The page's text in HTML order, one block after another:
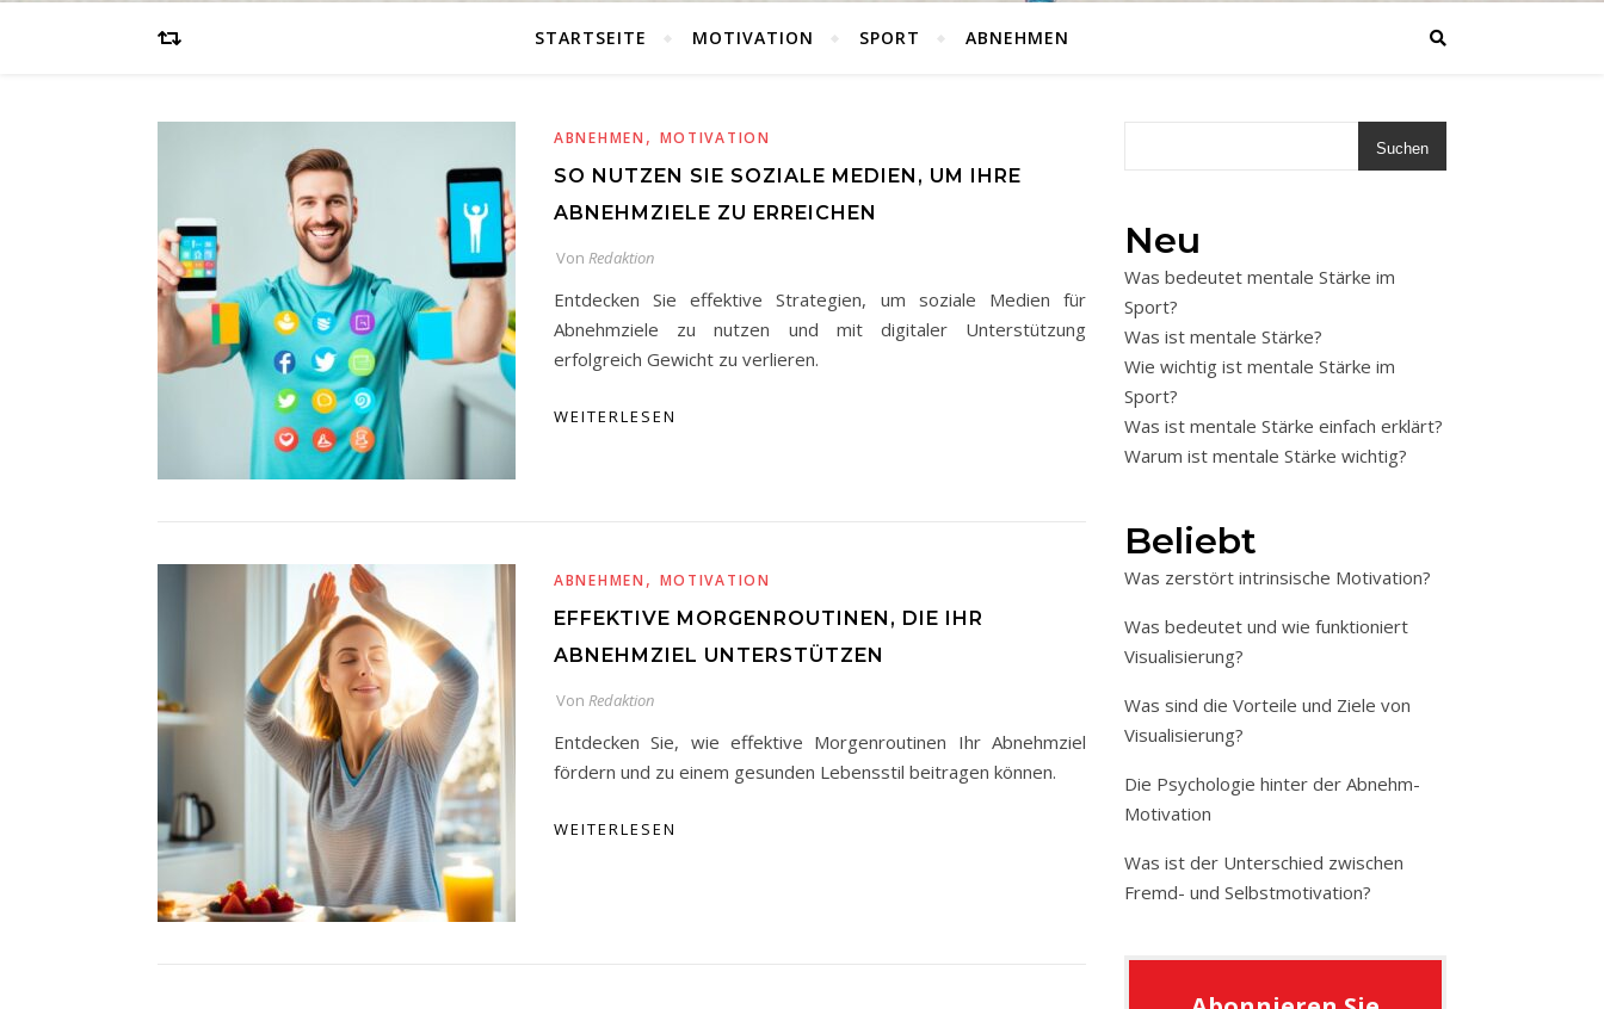
STARTSEITE MOTIVATION SPORT ABNEHMEN
ABNEHMEN , MOTIVATION
SO NUTZEN SIE SOZIALE MEDIEN, UM IHRE
ABNEHMZIELE ZU ERREICHEN
Von Redaktion
Entdecken Sie effektive Strategien, um soziale Medien für
Abnehmziele zu nutzen und mit digitaler Unterstützung
erfolgreich Gewicht zu verlieren.
WEITERLESEN
ABNEHMEN , MOTIVATION
EFFEKTIVE MORGENROUTINEN, DIE IHR
ABNEHMZIEL UNTERSTÜTZEN
Von Redaktion
Entdecken Sie, wie effektive Morgenroutinen Ihr Abnehmziel
fördern und zu einem gesunden Lebensstil beitragen können.
WEITERLESEN
Suchen
Neu
Was bedeutet mentale Stärke im
Sport?
Was ist mentale Stärke?
Wie wichtig ist mentale Stärke im
Sport?
Was ist mentale Stärke einfach erklärt?
Warum ist mentale Stärke wichtig?
Beliebt
Was zerstört intrinsische Motivation?
Was bedeutet und wie funktioniert
Visualisierung?
Was sind die Vorteile und Ziele von
Visualisierung?
Die Psychologie hinter der Abnehm-
Motivation
Was ist der Unterschied zwischen
Fremd- und Selbstmotivation?